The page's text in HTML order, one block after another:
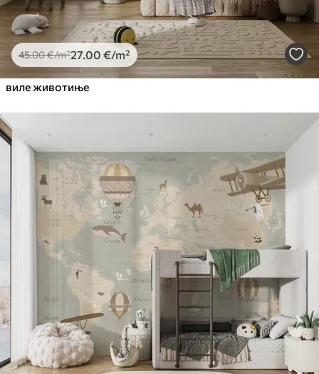
Peel and Stick
81.6749.00€/m²
45.00€/m²27 .00 €/m²
виле животиње